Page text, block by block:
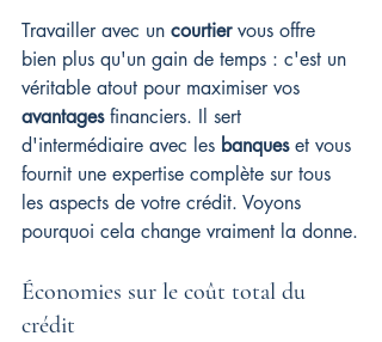
Travailler avec un courtier vous offre
bien plus qu'un gain de temps : c'est un
véritable atout pour maximiser vos
avantages financiers. Il sert
d'intermédiaire avec les banques et vous
fournit une expertise complète sur tous
les aspects de votre crédit. Voyons
pourquoi cela change vraiment la donne.
Économies sur le coût total du
crédit